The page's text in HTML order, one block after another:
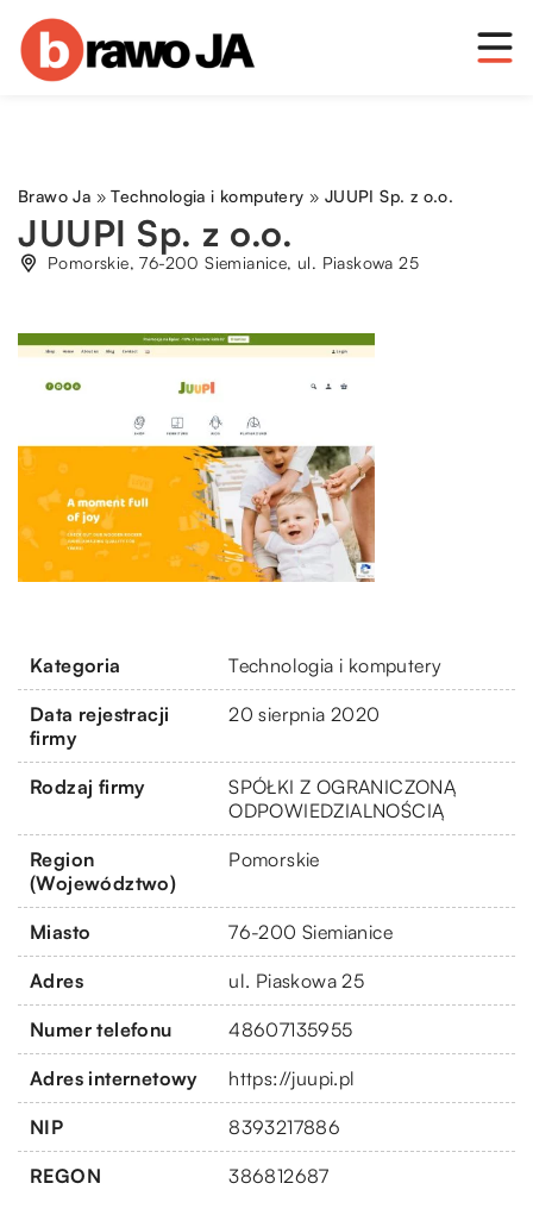
Brawo Ja »Technologia i komputery » JUUPI Sp. z o.o.
JUUPI Sp. z o.o.
Pomorskie, 76-200 Siemianice, ul. Piaskowa 25
Kategoria Technologia i komputery
Data rejestracji
firmy
20 sierpnia 2020
Rodzaj firmy
SPÓŁKI Z OGRANICZONĄ
ODPOWIEDZIALNOŚCIĄ
Region
(Województwo)
Pomorskie
Miasto 76-200 Siemianice
Adres ul. Piaskowa 25
Numer telefonu 48607135955
Adres internetowy https://juupi.pl
NIP 8393217886
REGON 386812687